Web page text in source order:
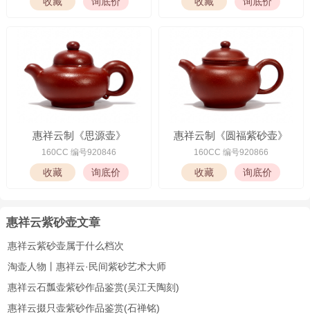
惠祥云制《思源壶》
160CC 编号920846
惠祥云制《圆福紫砂壶》
160CC 编号920866
惠祥云紫砂壶文章
惠祥云紫砂壶属于什么档次
淘壶人物丨惠祥云·民间紫砂艺术大师
惠祥云石瓢壶紫砂作品鉴赏(吴江天陶刻)
惠祥云掇只壶紫砂作品鉴赏(石禅铭)